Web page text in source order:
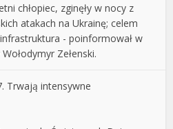
chłopiec, zginęły w nocy z
atakach na Ukrainę; celem
- poinformował w
Zełenski.
Trwają intensywne